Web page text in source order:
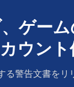
ゲー
ウン
る警告文書をリ